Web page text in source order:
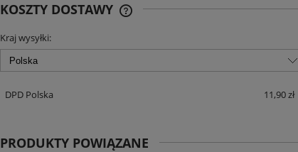
KOSZTY DOSTAWY
CENA NIE ZAWIERA EWENTUALNYCH
Kraj wysyłki:
DPD Polska 11,90 zł
PRODUKTY POWIĄZANE